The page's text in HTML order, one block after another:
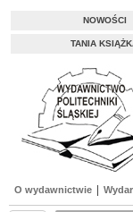
NOWOŚCI
TANIA
O wydawnictwie